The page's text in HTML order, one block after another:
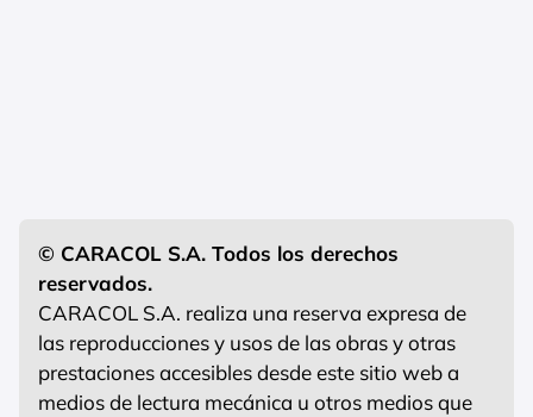
© CARACOL S.A. Todos los derechos
reservados.
CARACOL S.A. realiza una reserva expresa de
las reproducciones y usos de las obras y otras
prestaciones accesibles desde este sitio web a
medios de lectura mecánica u otros medios que